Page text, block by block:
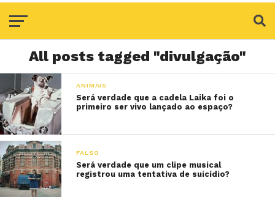
All posts tagged "divulgação"
ANIMAIS
Será verdade que a cadela Laika foi o
primeiro ser vivo lançado ao espaço?
FALSO
Será verdade que um clipe musical
registrou uma tentativa de suicídio?